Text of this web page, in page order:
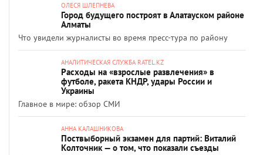
ОЛЕСЯ ШЛЕПНЕВА
Город будущего построят в Алатауском районе
Алматы
Что увидели журналисты во время пресс-тура по району
АНАЛИТИЧЕСКАЯ СЛУЖБА RATEL.KZ
Расходы на «взрослые развлечения» в
футболе, ракета КНДР, удары России и
Украины
Главное в мире: обзор СМИ
АННА КАЛАШНИКОВА
Поствыборный экзамен для партий: Виталий
Колточник — о том, что показали съезды